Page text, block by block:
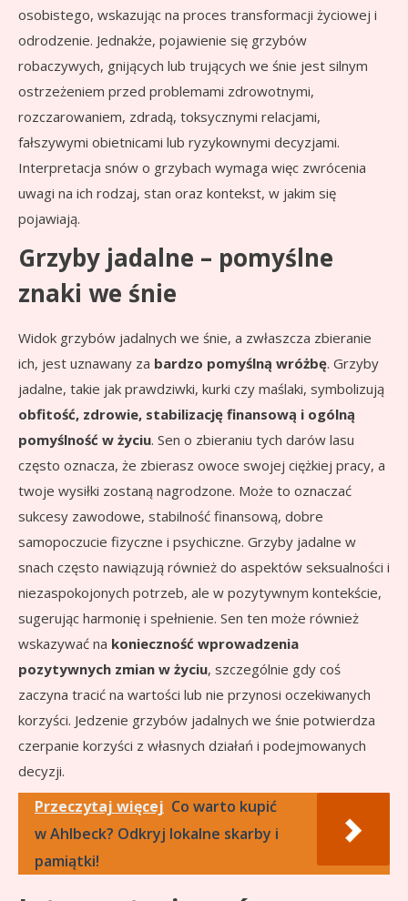
osobistego, wskazując na proces transformacji życiowej i
odrodzenie. Jednakże, pojawienie się grzybów
robaczywych, gnijących lub trujących we śnie jest silnym
ostrzeżeniem przed problemami zdrowotnymi,
rozczarowaniem, zdradą, toksycznymi relacjami,
fałszywymi obietnicami lub ryzykownymi decyzjami.
Interpretacja snów o grzybach wymaga więc zwrócenia
uwagi na ich rodzaj, stan oraz kontekst, w jakim się
pojawiają.
Grzyby jadalne – pomyślne
znaki we śnie
Widok grzybów jadalnych we śnie, a zwłaszcza zbieranie
ich, jest uznawany za bardzo pomyślną wróżbę. Grzyby
jadalne, takie jak prawdziwki, kurki czy maślaki, symbolizują
obfitość, zdrowie, stabilizację finansową i ogólną
pomyślność w życiu. Sen o zbieraniu tych darów lasu
często oznacza, że zbierasz owoce swojej ciężkiej pracy, a
twoje wysiłki zostaną nagrodzone. Może to oznaczać
sukcesy zawodowe, stabilność finansową, dobre
samopoczucie fizyczne i psychiczne. Grzyby jadalne w
snach często nawiązują również do aspektów seksualności i
niezaspokojonych potrzeb, ale w pozytywnym kontekście,
sugerując harmonię i spełnienie. Sen ten może również
wskazywać na konieczność wprowadzenia
pozytywnych zmian w życiu, szczególnie gdy coś
zaczyna tracić na wartości lub nie przynosi oczekiwanych
korzyści. Jedzenie grzybów jadalnych we śnie potwierdza
czerpanie korzyści z własnych działań i podejmowanych
decyzji.
Przeczytaj więcej Co warto kupić
w Ahlbeck? Odkryj lokalne skarby i
pamiątki!